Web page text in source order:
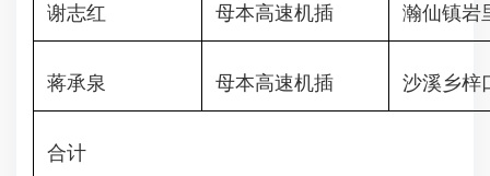
谢志红 母本高速机插 瀚仙镇岩
蒋承泉 母本高速机插 沙溪乡梓
合计